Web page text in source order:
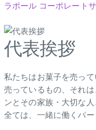
ラポール コーポレート
代表挨拶
私たちはお菓子を売っ
売っているもの、それ
ンとその家族・大切な
全ては、一緒に働くパー